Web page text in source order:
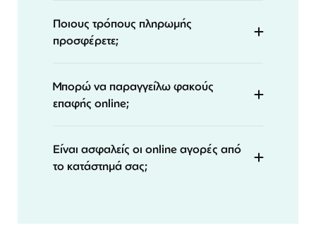
Ποιους τρόπους πληρωμής
προσφέρετε;
Μπορώ να παραγγείλω φακούς
επαφής online;
Είναι ασφαλείς οι online αγορές από
το κατάστημά σας;